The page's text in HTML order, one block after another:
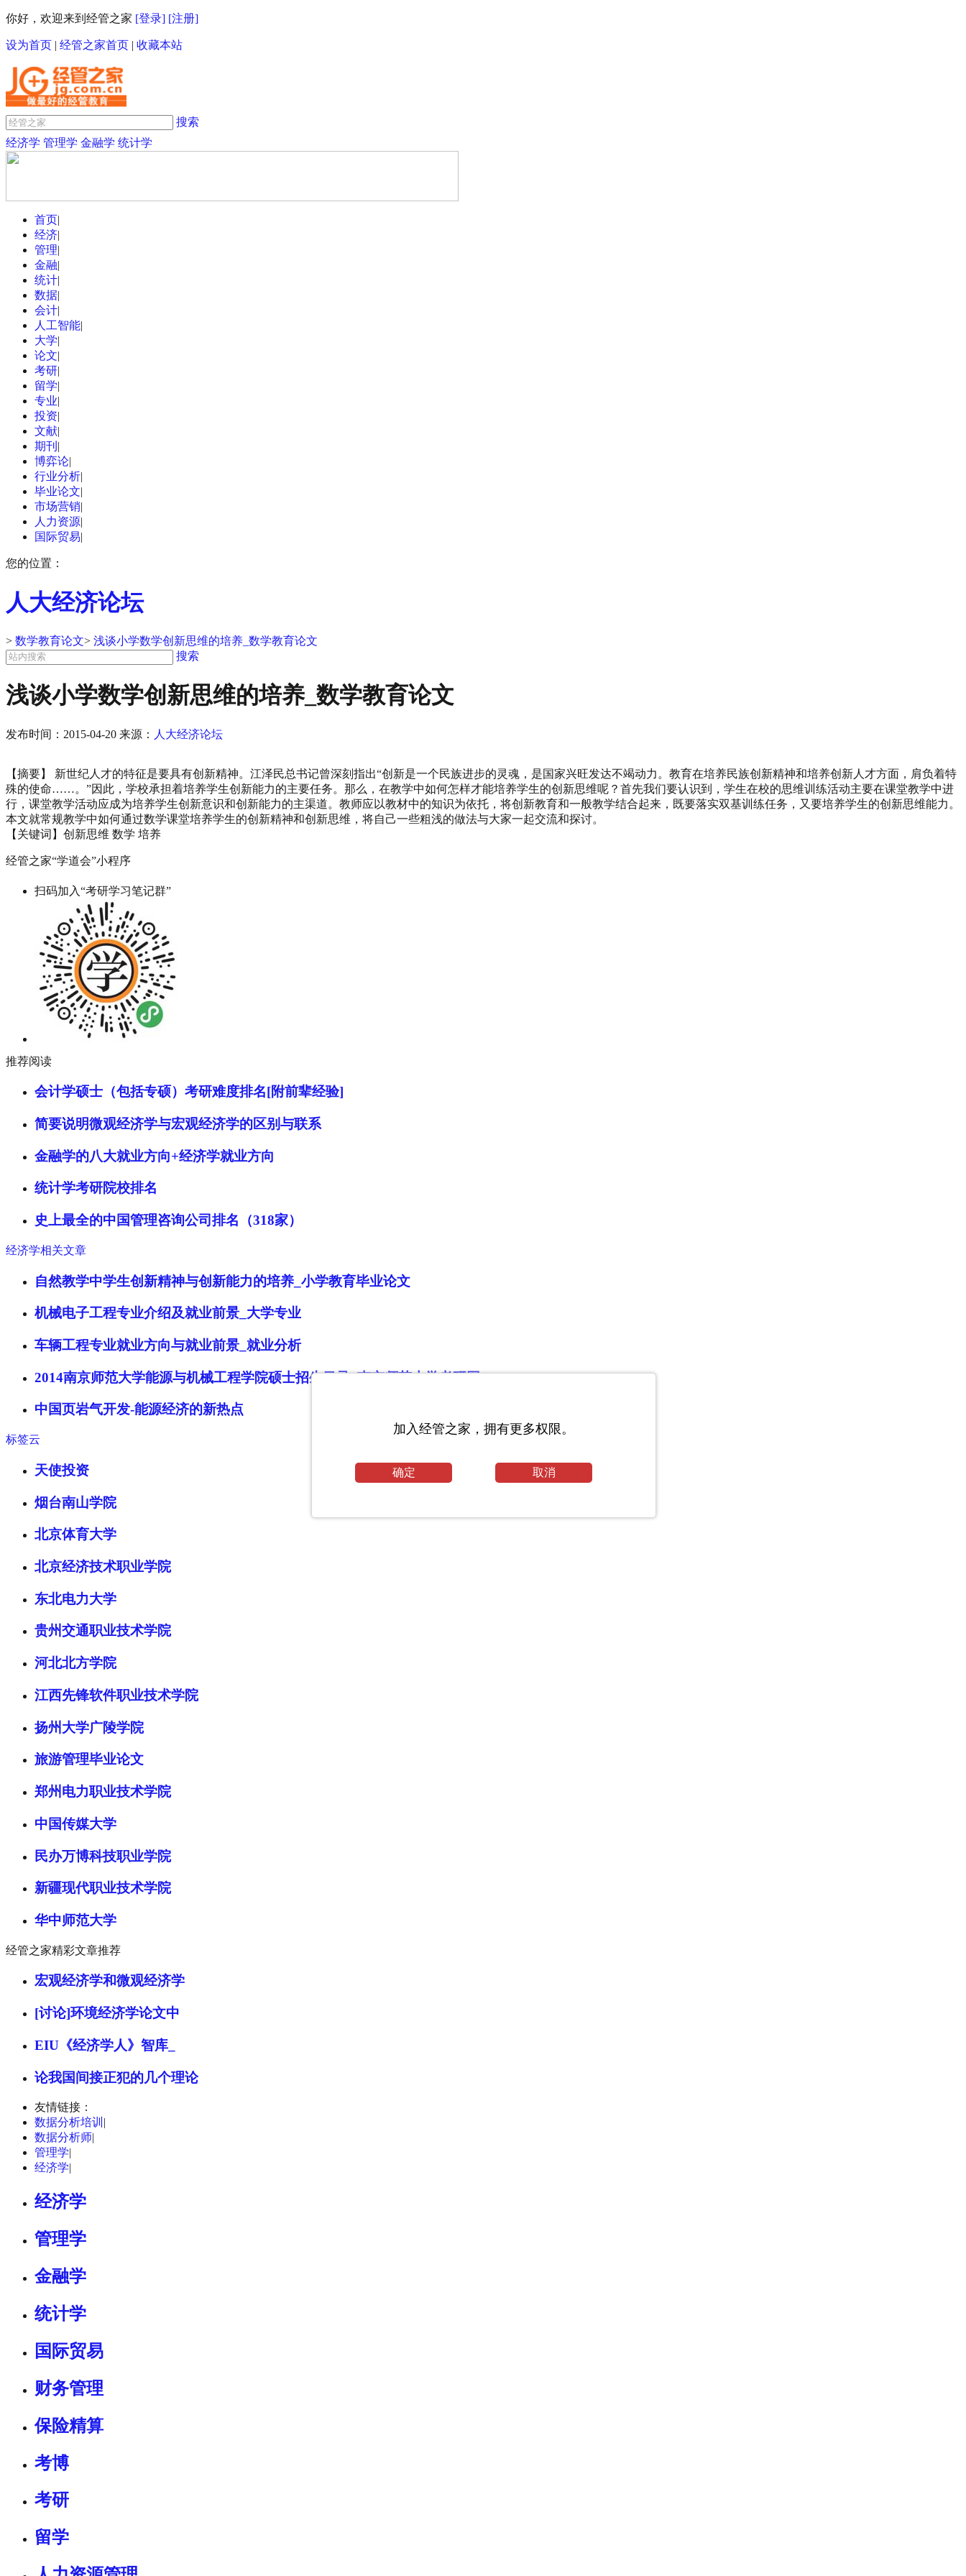
你好，欢迎来到经管之家 [登录] [注册]
设为首页 | 经管之家首页 | 收藏本站
搜索
经济学 管理学 金融学 统计学
首页|
经济|
管理|
金融|
统计|
数据|
会计|
人工智能|
大学|
论文|
考研|
留学|
专业|
投资|
文献|
期刊 |
博弈论|
行业分析|
毕业论文|
市场营销|
人力资源|
国际贸易|
您的位置：
人大经济论坛
> 数学教育论文> 浅谈小学数学创新思维的培养_数学教育论文
搜索
浅谈小学数学创新思维的培养_数学教育论文
发布时间： 2015-04-20 来源： 人大经济论坛
【摘要】 新世纪人才的特征是要具有创新精神。江泽民总书记曾深刻指出“创新是一个民族进步的灵魂，是国家兴旺发达不竭动力。教育在培养民族创新精神和培养创新人才方面，肩负着特
殊的使命……。”因此，学校承担着培养学生创新能力的主要任务。那么，在教学中如何怎样才能培养学生的创新思维呢？首先我们要认识到，学生在校的思维训练活动主要在课堂教学中进
行，课堂教学活动应成为培养学生创新意识和创新能力的主渠道。教师应以教材中的知识为依托，将创新教育和一般教学结合起来，既要落实双基训练任务，又要培养学生的创新思维能力。
本文就常规教学中如何通过数学课堂培养学生的创新精神和创新思维，将自己一些粗浅的做法与大家一起交流和探讨。
【关键词】创新思维 数学 培养
经管之家“学道会”小程序
扫码加入“考研学习笔记群”
推荐阅读
会计学硕士（包括专硕）考研难度排名[附前辈经验]
简要说明微观经济学与宏观经济学的区别与联系
金融学的八大就业方向+经济学就业方向
统计学考研院校排名
史上最全的中国管理咨询公司排名（318家）
经济学相关文章
自然教学中学生创新精神与创新能力的培养_小学教育毕业论文
机械电子工程专业介绍及就业前景_大学专业
​车辆工程专业就业方向与就业前景_就业分析
2014南京师范大学能源与机械工程学院硕士招生目录_南京师范大学考研网
中国页岩气开发-能源经济的新热点
标签云
天使投资
烟台南山学院
北京体育大学
北京经济技术职业学院
东北电力大学
贵州交通职业技术学院
河北北方学院
江西先锋软件职业技术学院
扬州大学广陵学院
旅游管理毕业论文
郑州电力职业技术学院
中国传媒大学
民办万博科技职业学院
新疆现代职业技术学院
华中师范大学
经管之家精彩文章推荐
宏观经济学和微观经济学
[讨论]环境经济学论文中
EIU《经济学人》智库_
论我国间接正犯的几个理论
友情链接：
数据分析培训 |
数据分析师|
管理学|
经济学|
经济学
管理学
金融学
统计学
国际贸易
财务管理
保险精算
考博
考研
留学
加入经管之家，拥有更多权限。
确定 取消